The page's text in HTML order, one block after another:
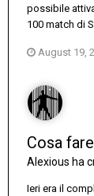
possibile
100 match di
August 19,
Cosa
Alexious ha
Ieri era il